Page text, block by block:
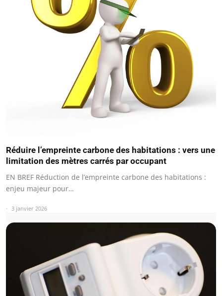
Réduire l’empreinte carbone des habitations : vers une
limitation des mètres carrés par occupant
EN BREF Réduction de l’empreinte carbone des habitations :
enjeu majeur pour…
3 janvier 2026